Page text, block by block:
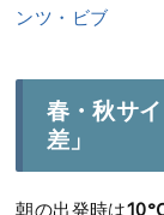
ンツ・ビブ
春・秋サ
差」
朝の出発時は